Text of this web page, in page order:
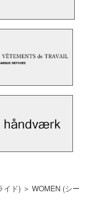
イド) ＞ WOMEN (シー